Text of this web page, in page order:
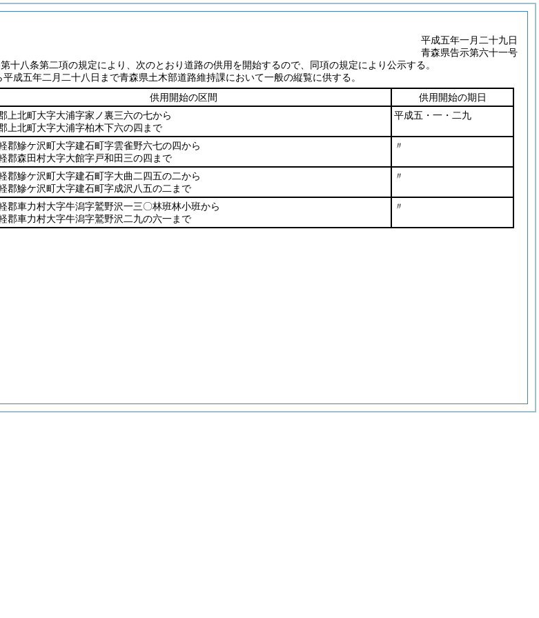
平成五年一月二十九日
青森県告示第六十一号
第十八条第二項の規定により、次のとおり道路の供用を開始するので、同項の規定により公示する。
成五年二月二十八日まで青森県土木部道路維持課において一般の縦覧に供する。
供用開始の区間
供用開始の期日
郡上北町大字大浦字家ノ裏三六の七から
郡上北町大字大浦字柏木下六の四まで
平成五・一・二九
郡鰺ケ沢町大字建石町字雲雀野六七の四から
郡森田村大字大館字戸和田三の四まで
〃
郡鰺ケ沢町大字建石町字大曲二四五の二から
郡鰺ケ沢町大字建石町字成沢八五の二まで
〃
郡車力村大字牛潟字鷲野沢一三〇林班林小班から
郡車力村大字牛潟字鷲野沢二九の六一まで
〃